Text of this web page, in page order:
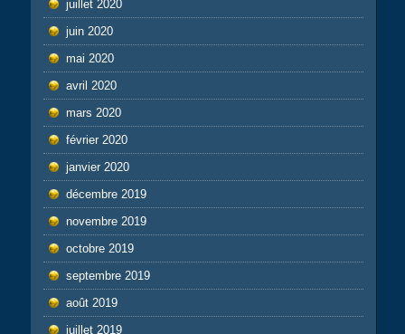
juillet 2020
juin 2020
mai 2020
avril 2020
mars 2020
février 2020
janvier 2020
décembre 2019
novembre 2019
octobre 2019
septembre 2019
août 2019
juillet 2019